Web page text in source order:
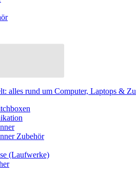
alles rund um Computer, Laptops &
Zubehör
(Laufwerke)